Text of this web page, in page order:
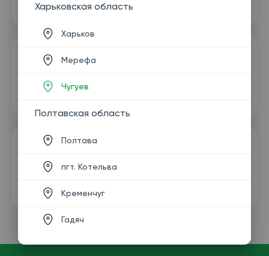
Харьковская область
Харьков
Мерефа
Чугуев
Полтавская область
Полтава
пгт. Котельва
Кременчуг
Гадяч